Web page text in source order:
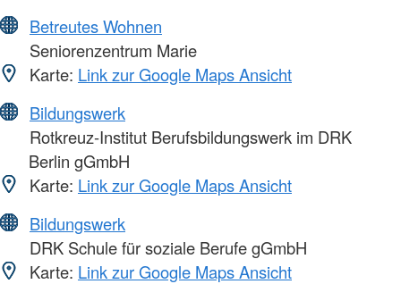
Betreutes Wohnen
Seniorenzentrum Marie
Karte: Link zur Google Maps Ansicht
Bildungswerk
Rotkreuz-Institut Berufsbildungswerk im DRK
Berlin gGmbH
Karte: Link zur Google Maps Ansicht
Bildungswerk
DRK Schule für soziale Berufe gGmbH
Karte: Link zur Google Maps Ansicht